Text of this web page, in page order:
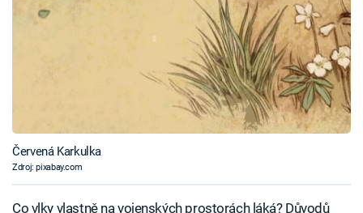
Červená Karkulka
Zdroj: pixabay.com
Co vlky vlastně na vojenských prostorách láká? Důvodů